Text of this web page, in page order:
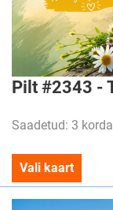
Pilt #2343 -
Saadetud: 3 korda
Vali kaart